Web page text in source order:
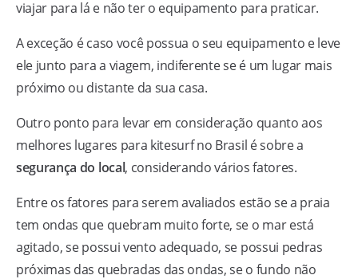
viajar para lá e não ter o equipamento para praticar.
A exceção é caso você possua o seu equipamento e leve
ele junto para a viagem, indiferente se é um lugar mais
próximo ou distante da sua casa.
Outro ponto para levar em consideração quanto aos
melhores lugares para kitesurf no Brasil é sobre a
segurança do local, considerando vários fatores.
Entre os fatores para serem avaliados estão se a praia
tem ondas que quebram muito forte, se o mar está
agitado, se possui vento adequado, se possui pedras
próximas das quebradas das ondas, se o fundo não